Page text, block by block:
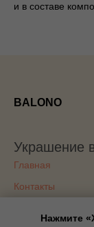
и в составе
Нажмите
BALONO
Украшение
Главная
Контакты